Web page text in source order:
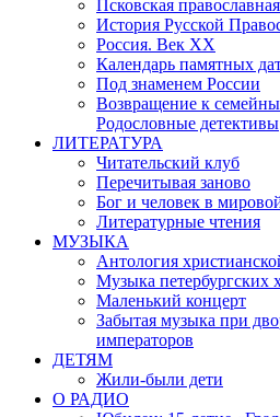
Псковская
История Русской
Россия. Век ХХ
Календарь памятных
Под знаменем России
Возвращение к
Родословные детективы
ЛИТЕРАТУРА
Читательский клуб
Перечитывая заново
Бог и человек в
Литературные чтения
МУЗЫКА
Антология
Музыка петербургских
Маленький концерт
Забытая музыка при
императоров
ДЕТЯМ
Жили-были дети
О РАДИО